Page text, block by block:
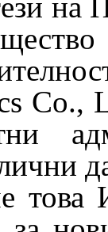
Co.,
това